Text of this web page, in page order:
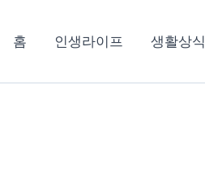
홈 인생라이프 생활상식